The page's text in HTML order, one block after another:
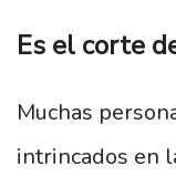
Es el corte
Muchas
intrincados en